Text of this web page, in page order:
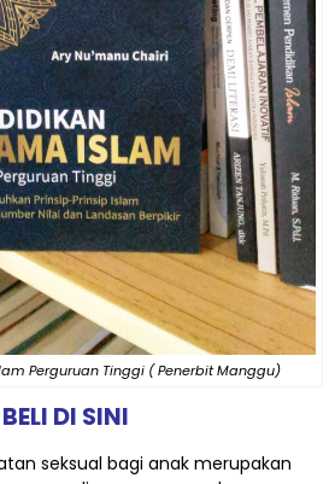
Perguruan Tinggi ( Penerbit Manggu)
BELI DI SINI
seksual bagi anak merupakan